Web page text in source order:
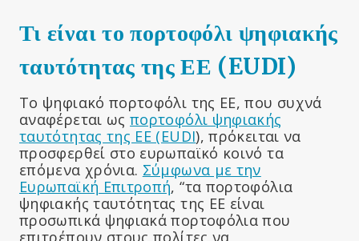
Τι είναι το πορτοφόλι ψηφιακής
ταυτότητας της ΕΕ (EUDI)
Το ψηφιακό πορτοφόλι της ΕΕ, που συχνά
αναφέρεται ωςπορτοφόλι ψηφιακής
ταυτότητας της ΕΕ (EUDI), πρόκειται να
προσφερθεί στο ευρωπαϊκό κοινό τα
επόμενα χρόνια. Σύμφωνα με την
Ευρωπαϊκή Επιτροπή, “τα πορτοφόλια
ψηφιακής ταυτότητας της ΕΕ είναι
προσωπικά ψηφιακά πορτοφόλια που
επιτρέπουν στους πολίτες να